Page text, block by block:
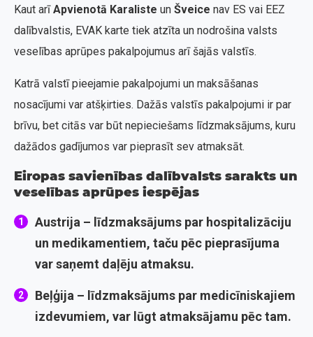
Kaut arīApvienotā Karaliste un Šveice nav ES vai EEZ
dalībvalstis, EVAK karte tiek atzīta un nodrošina valsts
veselības aprūpes pakalpojumus arī šajās valstīs.
Katrā valstī pieejamie pakalpojumi un maksāšanas
nosacījumi var atšķirties. Dažās valstīs pakalpojumi ir par
brīvu, bet citās var būt nepieciešams līdzmaksājums, kuru
dažādos gadījumos var pieprasīt sev atmaksāt.
Eiropas savienības dalībvalsts sarakts un
veselības aprūpes iespējas
Austrija – līdzmaksājums par hospitalizāciju
un medikamentiem, taču pēc pieprasījuma
var saņemt daļēju atmaksu.
Beļģija – līdzmaksājums par medicīniskajiem
izdevumiem, var lūgt atmaksājamu pēc tam.